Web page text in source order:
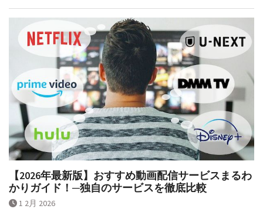
【2026年最新版】おすすめ動画配信サービスまるわ
かりガイド！─独自のサービスを徹底比較
1 2月 2026